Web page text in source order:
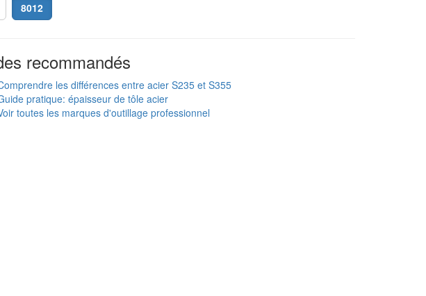
8012
recommandés
les différences entre acier S235 et S355
pratique: épaisseur de tôle acier
toutes les marques d'outillage professionnel